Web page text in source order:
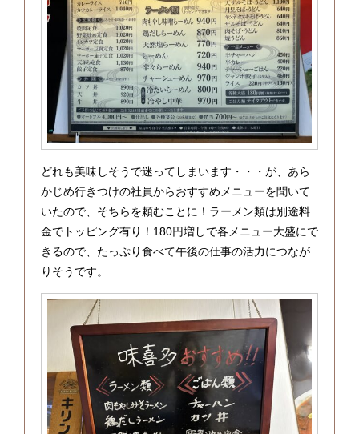
どれも美味しそうで迷ってしまいます・・・が、あら
かじめ行きつけの社員からおすすめメニューを聞いて
いたので、そちらを頼むことに！ラーメン類は別途料
金でトッピング有り！180円増しで各メニュー大盛にで
きるので、たっぷり食べて午後の仕事の活力につなが
りそうです。